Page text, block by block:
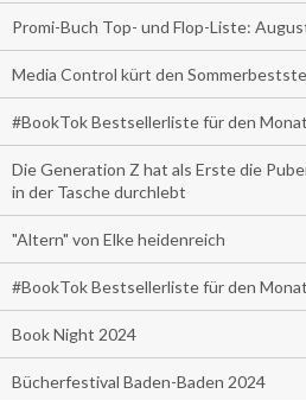
Promi-Buch Top- und Flop-Liste:
Media Control kürt den
#BookTok Bestsellerliste für den
Die Generation Z hat als Erste die
in der Tasche durchlebt
"Altern" von Elke heidenreich
#BookTok Bestsellerliste für den
Book Night 2024
Bücherfestival Baden-Baden 2024